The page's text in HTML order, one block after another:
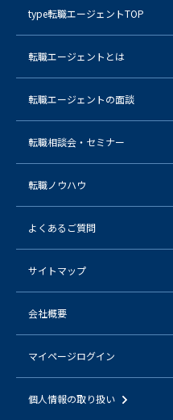
type転職エージェントTOP
転職エージェントとは
転職エージェントの面談
転職相談会・セミナー
転職ノウハウ
よくあるご質問
サイトマップ
会社概要
マイページログイン
個人情報の取り扱い